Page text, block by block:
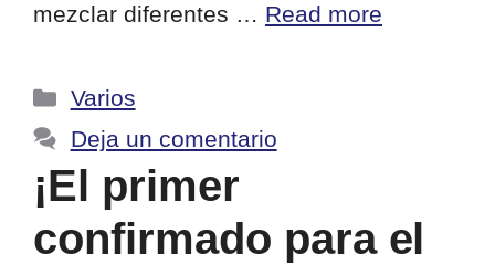
mezclar diferentes … Read more
Categorías
Varios
Deja un comentario
¡El primer
confirmado para el